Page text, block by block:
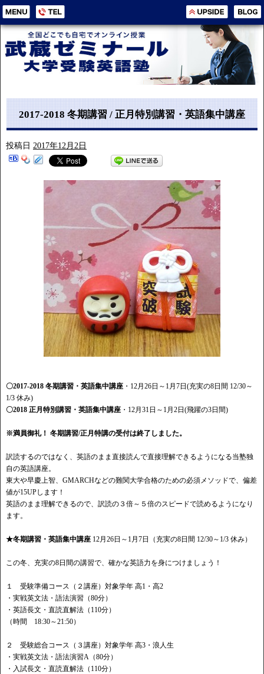
2017-2018 冬期講習 / 正月特別講習・英語集中講座
投稿日 2017年12月2日
〇2017-2018 冬期講習・英語集中講座 ・12月26日～1月7日(充実の8日間 12/30～
1/3 休み)
〇2018 正月特別講習・英語集中講座 ・12月31日～1月2日(飛躍の3日間)
※満員御礼！ 冬期講習/正月特講の受付は終了しました。
訳読するのではなく、英語のまま直接読んで直接理解できるようになる当塾独
自の英語講座。
東大や早慶上智、GMARCHなどの難関大学合格のための必須メソッドで、偏差
値が15UPします！
英語のまま理解できるので、訳読の３倍～５倍のスピードで読めるようになり
ます。
★冬期講習・英語集中講座 12月26日～1月7日（充実の8日間 12/30～1/3 休み）
この冬、充実の8日間の講習で、確かな英語力を身につけましょう！
１ 受験準備コース（２講座）対象学年 高1・高2
・実戦英文法・語法演習（80分）
・英語長文・直読直解法（110分）
（時間 18:30～21:50）
２ 受験総合コース（３講座）対象学年 高3・浪人生
・実戦英文法・語法演習A（80分）
・入試長文・直読直解法（110分）